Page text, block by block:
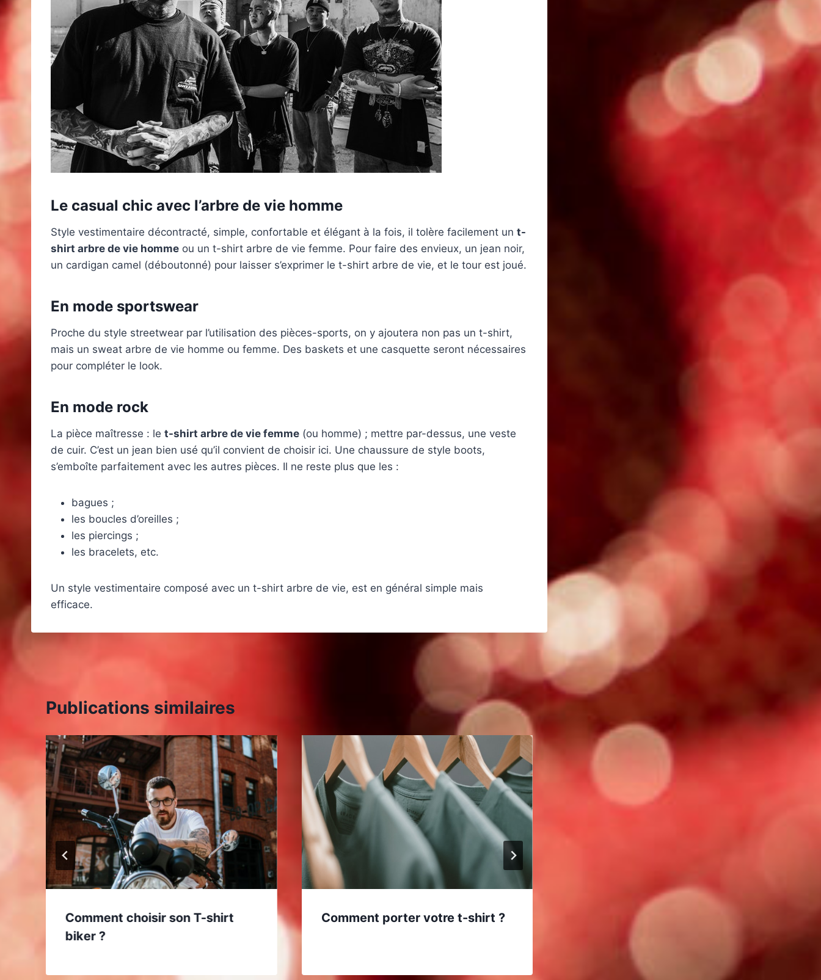
Le casual chic avec l’arbre de vie homme
Style vestimentaire décontracté, simple, confortable et élégant à la fois, il tolère facilement un t-
shirt arbre de vie homme ou un t-shirt arbre de vie femme. Pour faire des envieux, un jean noir,
un cardigan camel (déboutonné) pour laisser s’exprimer le t-shirt arbre de vie, et le tour est joué.
En mode sportswear
Proche du style streetwear par l’utilisation des pièces-sports, on y ajoutera non pas un t-shirt,
mais un sweat arbre de vie homme ou femme. Des baskets et une casquette seront nécessaires
pour compléter le look.
En mode rock
La pièce maîtresse : le t-shirt arbre de vie femme (ou homme) ; mettre par-dessus, une veste
de cuir. C’est un jean bien usé qu’il convient de choisir ici. Une chaussure de style boots,
s’emboîte parfaitement avec les autres pièces. Il ne reste plus que les :
bagues ;
les boucles d’oreilles ;
les piercings ;
les bracelets, etc.
Un style vestimentaire composé avec un t-shirt arbre de vie, est en général simple mais
efficace.
Publications similaires
Comment choisir son T-shirt
biker ?
Comment porter votre t-shirt ?
Pourquoi personnaliser ses t-